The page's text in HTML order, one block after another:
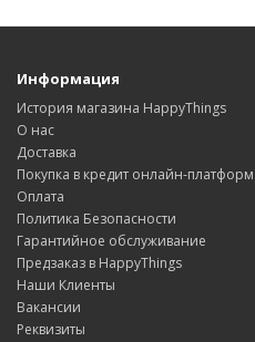
Информация
История магазина HappyThings
О нас
Доставка
Покупка в кредит онлайн-
Оплата
Политика Безопасности
Гарантийное обслуживание
Предзаказ в HappyThings
Наши Клиенты
Вакансии
Реквизиты